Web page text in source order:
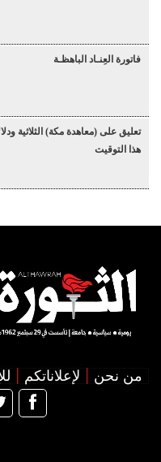
فاتورة العِنـاد الباهظـة
تعليق على (معاهدة مكة) الثلاثية
هذا التوقيت
من نحن لإعلاناتكم